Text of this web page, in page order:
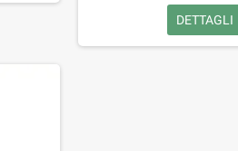
DETTAGLI